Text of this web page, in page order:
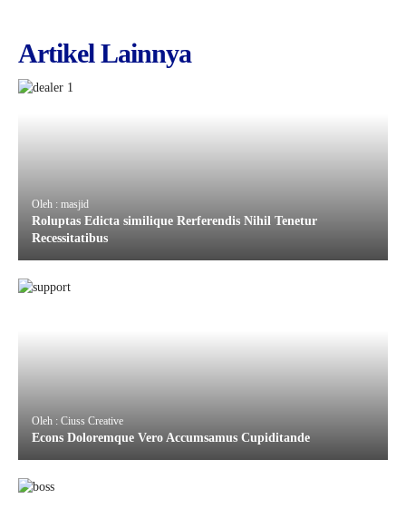
Artikel Lainnya
Oleh : masjid
Roluptas Edicta similique Rerferendis Nihil Tenetur
Recessitatibus
Oleh : Ciuss Creative
Econs Doloremque Vero Accumsamus Cupiditande